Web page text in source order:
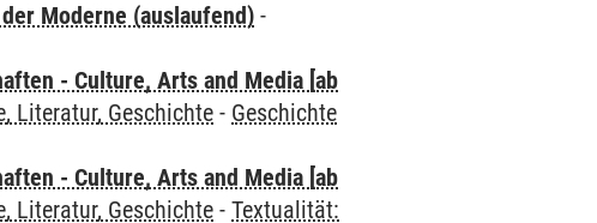
Moderne (auslaufend) -
- Culture, Arts and Media [ab
Literatur, Geschichte - Geschichte
- Culture, Arts and Media [ab
Literatur, Geschichte -Textualität: